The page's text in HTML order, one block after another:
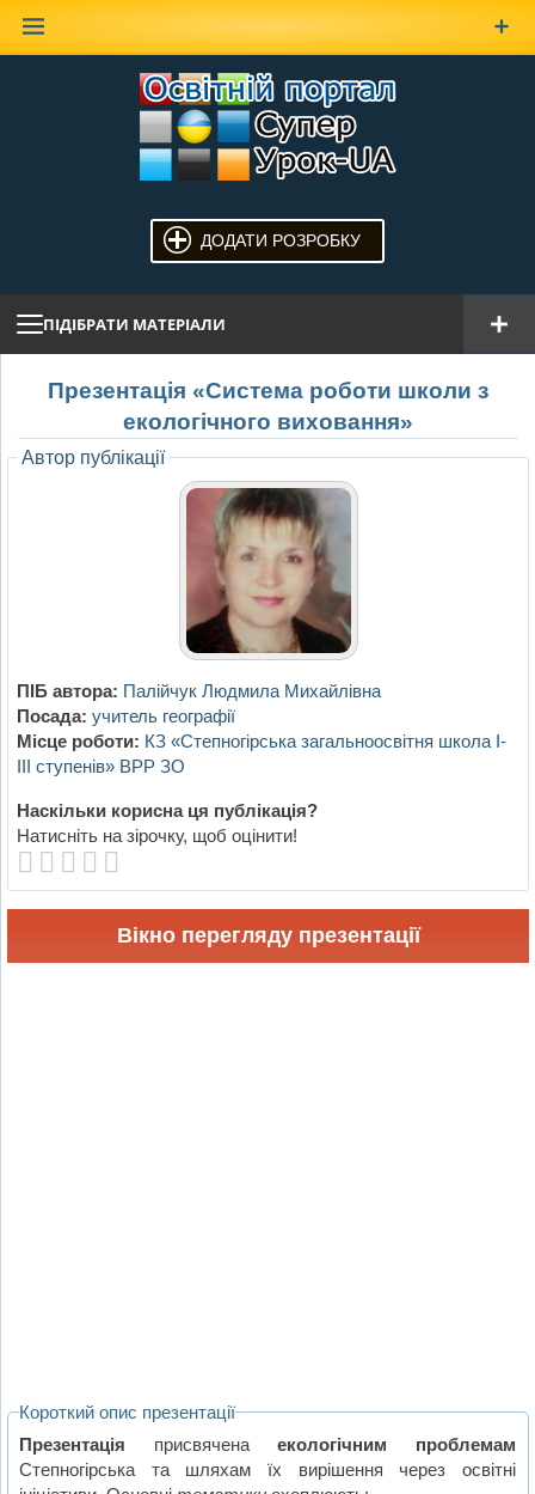
ДОДАТИ РОЗРОБКУ
ПІДІБРАТИ МАТЕРІАЛИ
Презентація «Система роботи школи з
екологічного виховання»
Автор публікації
ПІБ автора: Палійчук Людмила Михайлівна
Посада: учитель географії
Місце роботи: КЗ «Степногірська загальноосвітня школа І-
ІІІ ступенів» ВРР ЗО
Наскільки корисна ця публікація?
Натисніть на зірочку, щоб оцінити!
Вікно перегляду презентації
Короткий опис презентації
Презентація присвяченаекологічним проблемам
Степногірська та шляхам їх вирішення через освітні